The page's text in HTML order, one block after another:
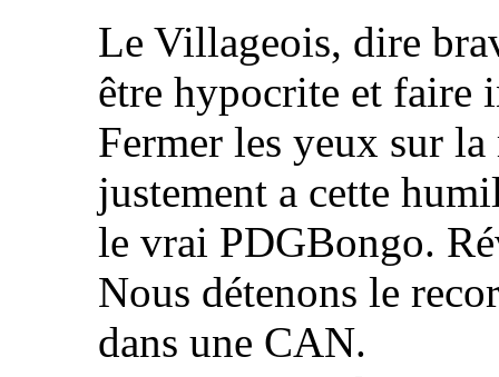
Le Villageois, dire
être hypocrite et faire
Fermer les yeux sur
justement a cette
le vrai PDGBongo.
Nous détenons le
dans une CAN.